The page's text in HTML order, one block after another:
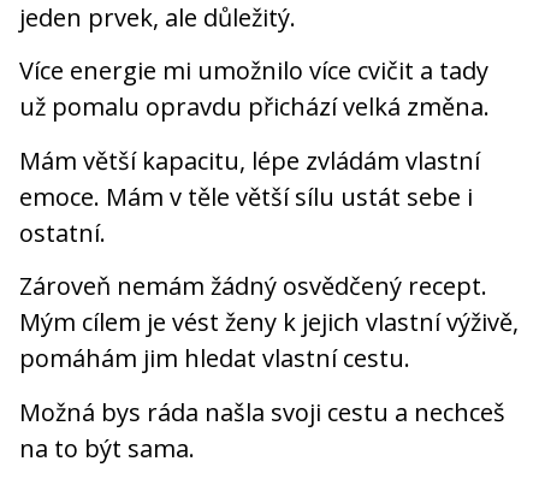
jeden prvek, ale důležitý.
Více energie mi umožnilo více cvičit a tady
už pomalu opravdu přichází velká změna.
Mám větší kapacitu, lépe zvládám vlastní
emoce. Mám v těle větší sílu ustát sebe i
ostatní.
Zároveň nemám žádný osvědčený recept.
Mým cílem je vést ženy k jejich vlastní výživě,
pomáhám jim hledat vlastní cestu.
Možná bys ráda našla svoji cestu a nechceš
na to být sama.